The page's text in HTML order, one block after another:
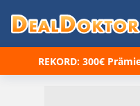
REKORD: 300€